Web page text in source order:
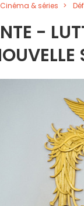
Cinéma & séries
-